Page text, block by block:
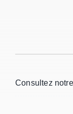
Consultez